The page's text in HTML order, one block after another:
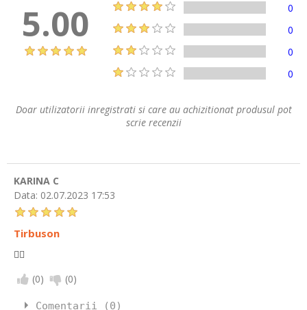
5.00
0
0
0
0
Doar utilizatorii inregistrati si care au achizitionat produsul pot
scrie recenzii
KARINA C
Data: 02.07.2023 17:53
Tirbuson
👍🏻
(0) (0)
Comentarii (0)